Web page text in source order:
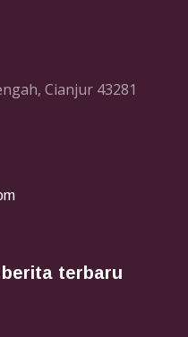
Cianjur 43281
terbaru